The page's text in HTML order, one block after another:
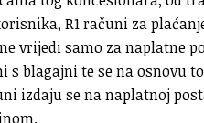
R1 računi za
vrijedi samo za naplatne
blagajni te se na osnovu
izdaju se na naplatnoj